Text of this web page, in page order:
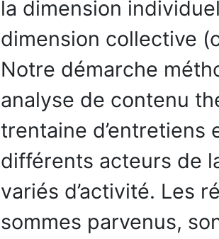
la dimension
dimension collective
Notre démarche
analyse de contenu
trentaine d’entretiens
différents acteurs de
variés d’activité. Les
sommes parvenus,